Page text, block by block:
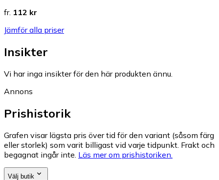
fr. 112 kr
Jämför alla priser
Insikter
Vi har inga insikter för den här produkten ännu.
Annons
Prishistorik
Grafen visar lägsta pris över tid för den variant (såsom färg
eller storlek) som varit billigast vid varje tidpunkt. Frakt och
begagnat ingår inte. Läs mer om prishistoriken.
Välj butik